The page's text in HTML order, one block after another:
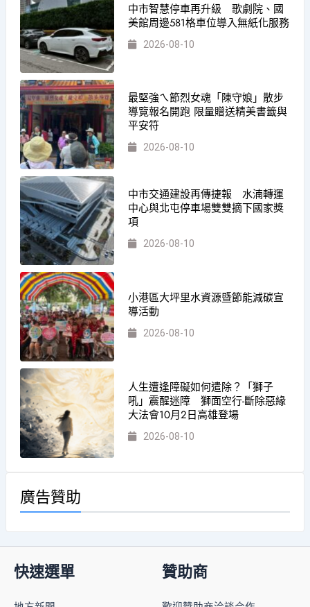
中市智慧停車再升級 歌劇院、國
美館周邊581格車位導入無紙化服務
2026-08-10
最堅強ㄟ節烈女魂「陳守娘」散步
導覽報名開跑 限量贈送精美書籤與
平安符
2026-08-10
中市交通建設再傳捷報 水湳轉運
中心與北屯停車場雙雙摘下國家獎
項
2026-08-10
小港區大坪里水資源暨節能減碳宣
導活動
2026-08-10
人生遭逢障礙如何遣除？「獅子
吼」震醒迷障 獅面空行-斷除惡緣
大法會10月2日高雄登場
2026-08-10
廣告贊助
快速選單 贊助商